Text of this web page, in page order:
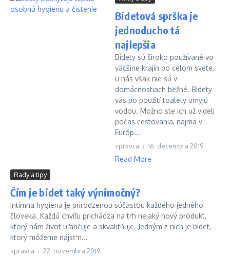
Bidetová sprška je
jednoducho tá
najlepšia
Bidety sú široko používané vo
väčšine krajín po celom svete,
u nás však nie sú v
domácnostiach bežné. Bidety
vás po použití toalety umyjú
vodou. Možno ste ich už videli
počas cestovania, najmä v
Európ...
spravca 16. decembra 2019
Read More
Rady a tipy
Čím je bidet taký výnimočný?
Intímna hygiena je prirodzenou súčasťou každého jedného
človeka. Každú chvíľu prichádza na trh nejaký nový produkt,
ktorý nám život uľahčuje a skvalitňuje. Jedným z nich je bidet,
ktorý môžeme nájsť n...
spravca 22. novembra 2019